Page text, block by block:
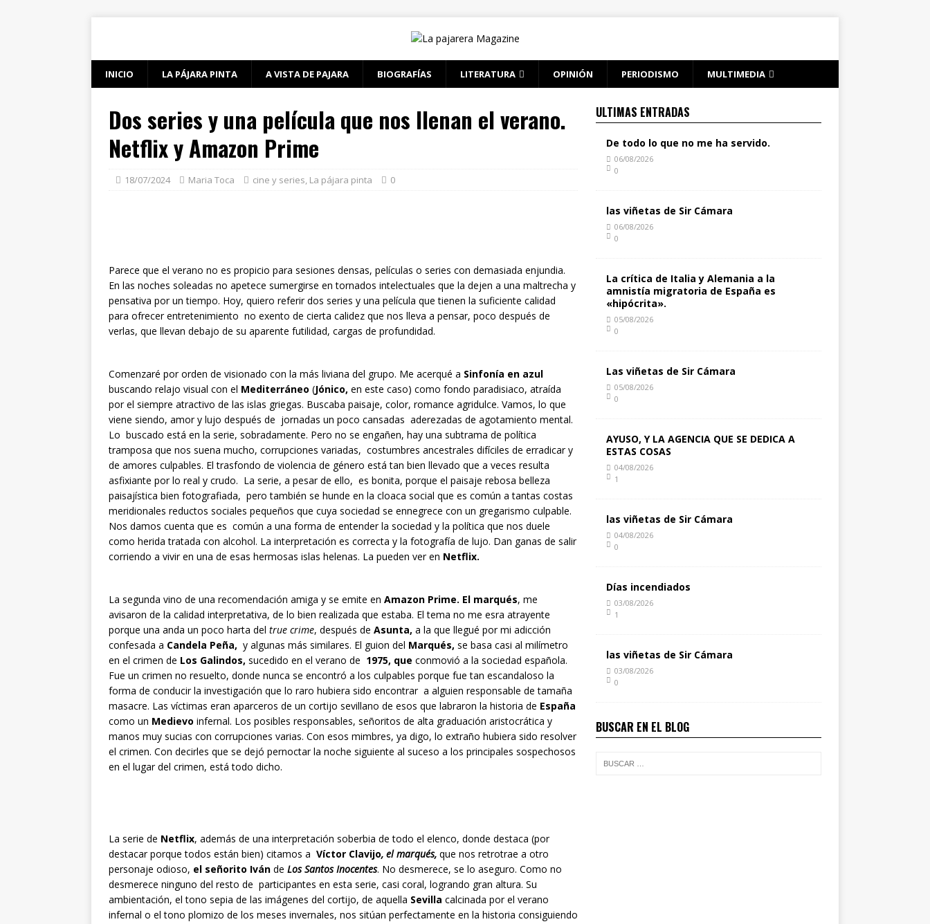
INICIO LA PÁJARA PINTA A VISTA DE PAJARA BIOGRAFÍAS LITERATURA OPINIÓN PERIODISMO MULTIMEDIA
Dos series y una película que nos llenan el verano.
Netflix y Amazon Prime
18/07/2024 Maria Toca cine y series, La pájara pinta 0
Parece que el verano no es propicio para sesiones densas, películas o series con demasiada enjundia.
En las noches soleadas no apetece sumergirse en tornados intelectuales que la dejen a una maltrecha y
pensativa por un tiempo. Hoy, quiero referir dos series y una película que tienen la suficiente calidad
para ofrecer entretenimiento no exento de cierta calidez que nos lleva a pensar, poco después de
verlas, que llevan debajo de su aparente futilidad, cargas de profundidad.
Comenzaré por orden de visionado con la más liviana del grupo. Me acerqué a Sinfonía en azul
buscando relajo visual con el Mediterráneo (Jónico, en este caso) como fondo paradisiaco, atraída
por el siempre atractivo de las islas griegas. Buscaba paisaje, color, romance agridulce. Vamos, lo que
viene siendo, amor y lujo después de jornadas un poco cansadas aderezadas de agotamiento mental.
Lo buscado está en la serie, sobradamente. Pero no se engañen, hay una subtrama de política
tramposa que nos suena mucho, corrupciones variadas, costumbres ancestrales difíciles de erradicar y
de amores culpables. El trasfondo de violencia de género está tan bien llevado que a veces resulta
asfixiante por lo real y crudo. La serie, a pesar de ello, es bonita, porque el paisaje rebosa belleza
paisajística bien fotografiada, pero también se hunde en la cloaca social que es común a tantas costas
meridionales reductos sociales pequeños que cuya sociedad se ennegrece con un gregarismo culpable.
Nos damos cuenta que es común a una forma de entender la sociedad y la política que nos duele
como herida tratada con alcohol. La interpretación es correcta y la fotografía de lujo. Dan ganas de salir
corriendo a vivir en una de esas hermosas islas helenas. La pueden ver en Netflix.
La segunda vino de una recomendación amiga y se emite en Amazon Prime. El marqués, me
avisaron de la calidad interpretativa, de lo bien realizada que estaba. El tema no me esra atrayente
porque una anda un poco harta del true crime, después de Asunta, a la que llegué por mi adicción
confesada a Candela Peña, y algunas más similares. El guion del Marqués, se basa casi al milímetro
en el crimen de Los Galindos, sucedido en el verano de 1975, que conmovió a la sociedad española.
Fue un crimen no resuelto, donde nunca se encontró a los culpables porque fue tan escandaloso la
forma de conducir la investigación que lo raro hubiera sido encontrar a alguien responsable de tamaña
masacre. Las víctimas eran aparceros de un cortijo sevillano de esos que labraron la historia de España
como un Medievo infernal. Los posibles responsables, señoritos de alta graduación aristocrática y
manos muy sucias con corrupciones varias. Con esos mimbres, ya digo, lo extraño hubiera sido resolver
el crimen. Con decirles que se dejó pernoctar la noche siguiente al suceso a los principales sospechosos
en el lugar del crimen, está todo dicho.
La serie de Netflix, además de una interpretación soberbia de todo el elenco, donde destaca (por
destacar porque todos están bien) citamos a Víctor Clavijo, el marqués, que nos retrotrae a otro
personaje odioso, el señorito Iván de Los Santos Inocentes. No desmerece, se lo aseguro. Como no
desmerece ninguno del resto de participantes en esta serie, casi coral, logrando gran altura. Su
ambientación, el tono sepia de las imágenes del cortijo, de aquella Sevilla calcinada por el verano
infernal o el tono plomizo de los meses invernales, nos sitúan perfectamente en la historia consiguiendo
ULTIMAS ENTRADAS
De todo lo que no me ha servido.
06/08/2026
0
las viñetas de Sir Cámara
06/08/2026
0
La crítica de Italia y Alemania a la
amnistía migratoria de España es
«hipócrita».
05/08/2026
0
Las viñetas de Sir Cámara
05/08/2026
0
AYUSO, Y LA AGENCIA QUE SE DEDICA A
ESTAS COSAS
04/08/2026
1
las viñetas de Sir Cámara
04/08/2026
0
Días incendiados
03/08/2026
1
las viñetas de Sir Cámara
03/08/2026
0
BUSCAR EN EL BLOG